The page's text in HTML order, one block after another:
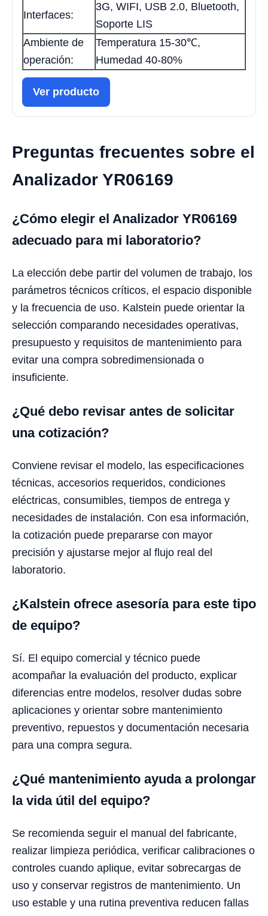
Interfaces:
3G, WIFI, USB 2.0, Bluetooth,
Soporte LIS
Ambiente de
operación:
Temperatura 15-30℃,
Humedad 40-80%
Ver producto
Preguntas frecuentes sobre el
Analizador YR06169
¿Cómo elegir el Analizador YR06169
adecuado para mi laboratorio?
La elección debe partir del volumen de trabajo, los
parámetros técnicos críticos, el espacio disponible
y la frecuencia de uso. Kalstein puede orientar la
selección comparando necesidades operativas,
presupuesto y requisitos de mantenimiento para
evitar una compra sobredimensionada o
insuficiente.
¿Qué debo revisar antes de solicitar
una cotización?
Conviene revisar el modelo, las especificaciones
técnicas, accesorios requeridos, condiciones
eléctricas, consumibles, tiempos de entrega y
necesidades de instalación. Con esa información,
la cotización puede prepararse con mayor
precisión y ajustarse mejor al flujo real del
laboratorio.
¿Kalstein ofrece asesoría para este tipo
de equipo?
Sí. El equipo comercial y técnico puede
acompañar la evaluación del producto, explicar
diferencias entre modelos, resolver dudas sobre
aplicaciones y orientar sobre mantenimiento
preventivo, repuestos y documentación necesaria
para una compra segura.
¿Qué mantenimiento ayuda a prolongar
la vida útil del equipo?
Se recomienda seguir el manual del fabricante,
realizar limpieza periódica, verificar calibraciones o
controles cuando aplique, evitar sobrecargas de
uso y conservar registros de mantenimiento. Un
uso estable y una rutina preventiva reducen fallas